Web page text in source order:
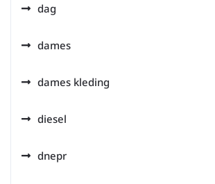
dag
dames
dames kleding
diesel
dnepr